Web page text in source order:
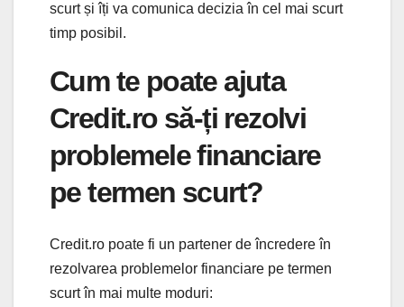
scurt și îți va comunica decizia în cel mai scurt
timp posibil.
Cum te poate ajuta
Credit.ro să-ți rezolvi
problemele financiare
pe termen scurt?
Credit.ro poate fi un partener de încredere în
rezolvarea problemelor financiare pe termen
scurt în mai multe moduri: